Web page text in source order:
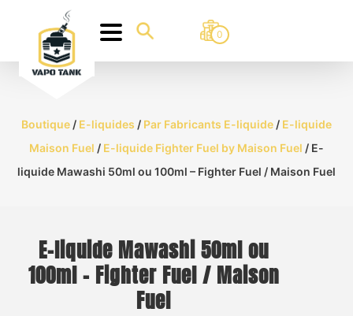
0
Boutique/ E-liquides / Par Fabricants E-liquide/ E-liquide
Maison Fuel / E-liquide Fighter Fuel by Maison Fuel / E-
liquide Mawashi 50ml ou 100ml – Fighter Fuel / Maison Fuel
E-liquide Mawashi 50ml ou
100ml – Fighter Fuel / Maison
Fuel